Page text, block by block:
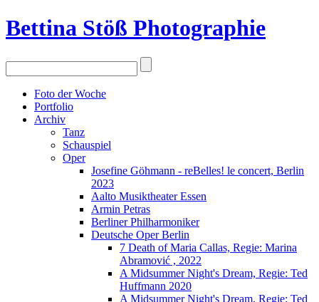
Bettina Stöß Photographie
Foto der Woche
Portfolio
Archiv
Tanz
Schauspiel
Oper
Josefine Göhmann - reBelles! le concert, Berlin
2023
Aalto Musiktheater Essen
Armin Petras
Berliner Philharmoniker
Deutsche Oper Berlin
7 Death of Maria Callas, Regie: Marina
Abramović , 2022
A Midsummer Night's Dream, Regie: Ted
Huffmann 2020
A Midsummer Night's Dream, Regie: Ted